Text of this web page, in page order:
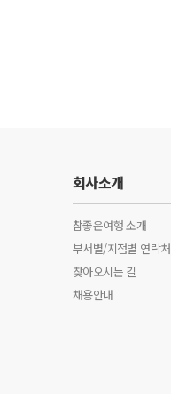
회사소개
참좋은여행 소개
부서별/지점별 연락처
찾아오시는 길
채용안내